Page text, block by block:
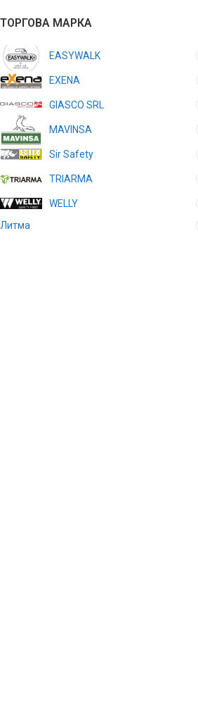
ТОРГОВА МАРКА
EASYWALK
EXENA
GIASCO SRL
MAVINSA
Sir Safety
TRIARMA
WELLY
Литма